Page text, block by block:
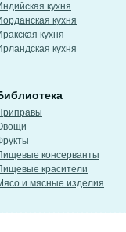
кухня
кухня
кухня
кухня
консерванты
красители
и мясные изделия